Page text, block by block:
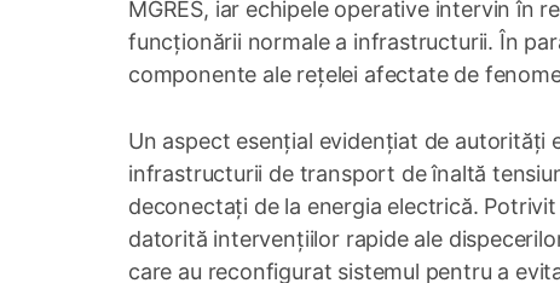
MGRES, iar echipele operative intervin în
funcționării normale a infrastructurii. În
componente ale rețelei afectate de
Un aspect esențial evidențiat de autorități
infrastructurii de transport de înaltă
deconectați de la energia electrică.
datorită intervențiilor rapide ale
care au reconfigurat sistemul pentru a